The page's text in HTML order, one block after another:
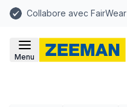
Collabore avec FairWear
Menu